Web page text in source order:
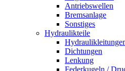
Antriebswellen
Bremsanlage
Sonstiges
Hydraulikteile
Dichtungen
Lenkung
Federkugeln /